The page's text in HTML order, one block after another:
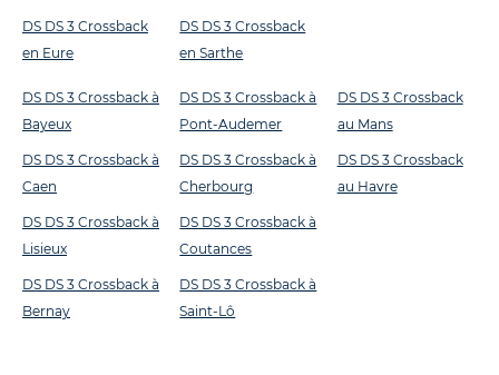
DS DS 3 Crossback
en Eure
DS DS 3 Crossback
en Sarthe
DS DS 3 Crossback à
Bayeux
DS DS 3 Crossback à
Caen
DS DS 3 Crossback à
Lisieux
DS DS 3 Crossback à
Bernay
DS DS 3 Crossback à
Pont-Audemer
DS DS 3 Crossback à
Cherbourg
DS DS 3 Crossback à
Coutances
DS DS 3 Crossback à
Saint-Lô
DS DS 3 Crossback
au Mans
DS DS 3 Crossback
au Havre